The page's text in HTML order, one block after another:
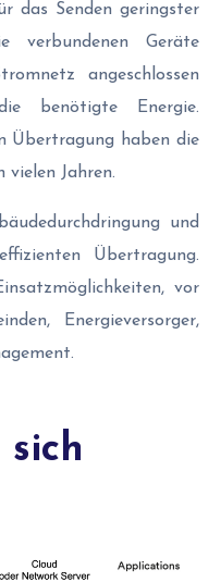
das Senden geringster
verbundenen Geräte
angeschlossen
benötigte Energie.
Übertragung haben die
Jahren.
und
Übertragung.
vor
Energieversorger,